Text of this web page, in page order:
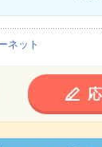
ネット